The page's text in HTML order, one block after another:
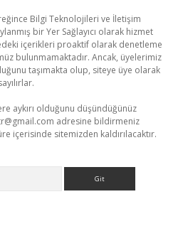
Bilgi Teknolojileri ve İletişim
bir Yer Sağlayıcı olarak hizmet
içerikleri proaktif olarak denetleme
bulunmamaktadır. Ancak, üyelerimiz
taşımakta olup, siteye üye olarak
aykırı olduğunu düşündüğünüz
adresine bildirmeniz
içerisinde sitemizden kaldırılacaktır.